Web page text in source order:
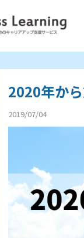
2020年か
2019/07/04